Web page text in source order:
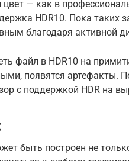
цвет — как в
HDR10. Пока таких
благодаря активной
файл в HDR10 на
появятся артефакты.
с поддержкой HDR на
быть построен не